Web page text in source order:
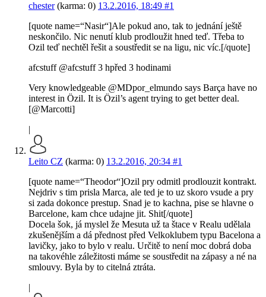
chester(karma: 0) 13.2.2016, 18:49 #1
[quote name=“Nasir“]Ale pokud ano, tak to jednání ještě
neskončilo. Nic nenutí klub prodloužit hned teď. Třeba to
Ozil teď nechtěl řešit a soustředit se na ligu, nic víc.[/quote]
afcstuff ‏@afcstuff 3 hpřed 3 hodinami
Very knowledgeable @MDpor_elmundo says Barça have no
interest in Özil. It is Özil’s agent trying to get better deal.
[@Marcotti]
|
Leito CZ (karma: 0) 13.2.2016, 20:34 #1
[quote name=“Theodor“]Ozil pry odmitl prodlouzit kontrakt.
Nejdriv s tim prisla Marca, ale ted je to uz skoro vsude a pry
si zada dokonce prestup. Snad je to kachna, pise se hlavne o
Barcelone, kam chce udajne jit. Shit[/quote]
Docela šok, já myslel že Mesuta už ta štace v Realu udělala
zkušenějším a dá přednost před Velkoklubem typu Bacelona a
lavičky, jako to bylo v realu. Určitě to není moc dobrá doba
na takovéhle záležitosti máme se soustředit na zápasy a né na
smlouvy. Byla by to citelná ztráta.
|